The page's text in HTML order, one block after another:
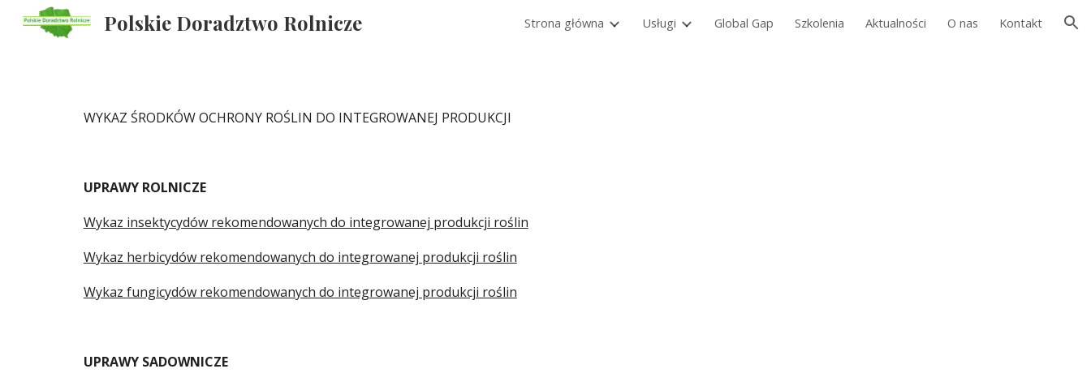
Skip to main content Skip to navigation
Polskie Doradztwo Rolnicze Strona główna Usługi Global Gap Szkolenia Aktualności O nas Kontakt
WYKAZ ŚRODKÓW OCHRONY ROŚLIN DO INTEGROWANEJ PRODUKCJI
UPRAWY ROLNICZE
Wykaz insektycydów rekomendowanych do integrowanej produkcji roślin
Wykaz herbicydów rekomendowanych do integrowanej produkcji roślin
Wykaz fungicydów rekomendowanych do integrowanej produkcji roślin
UPRAWY SADOWNICZE